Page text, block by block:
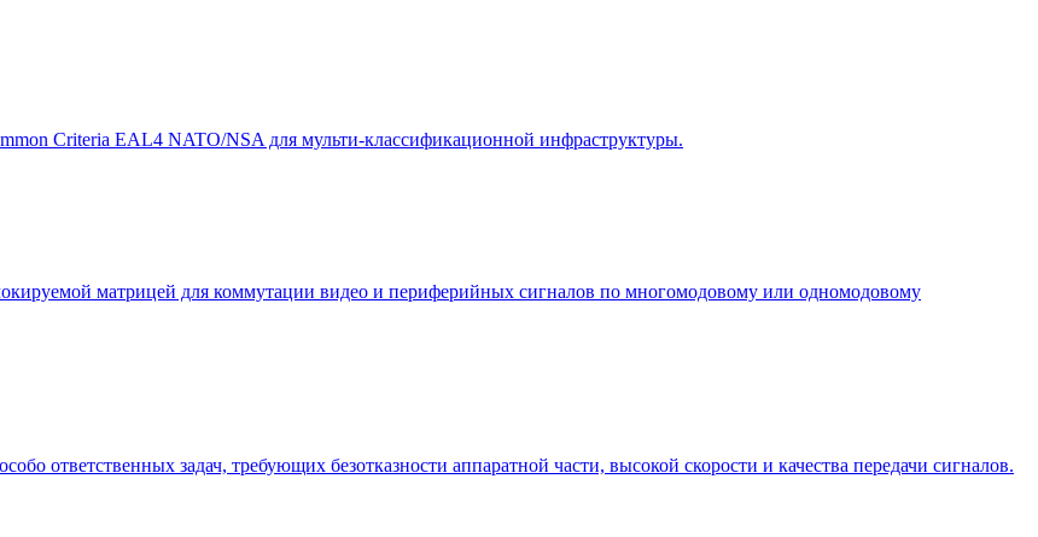
Criteria EAL4 NATO/NSA для мульти-классификационной инфраструктуры.
матрицей для коммутации видео и периферийных сигналов по многомодовому или одномодовому
ответственных задач, требующих безотказности аппаратной части, высокой скорости и качества передачи сигналов.